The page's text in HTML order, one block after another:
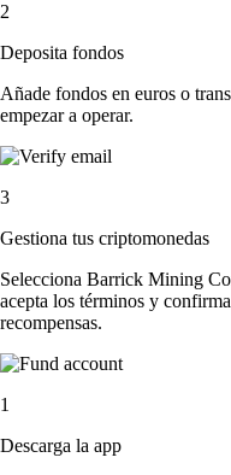
2
Deposita fondos
Añade fondos en euros o
empezar a operar.
3
Gestiona tus criptomonedas
Selecciona Barrick Mining
acepta los términos y
recompensas.
1
Descarga la app